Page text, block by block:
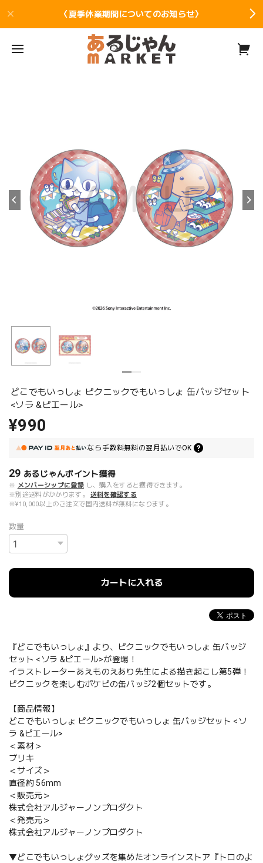
〈夏季休業期間についてのお知らせ〉
どこでもいっしょ ピクニックでもいっしょ 缶バッジセット
<ソラ &ピエール>
¥990
なら 手数料無料の翌月払いでOK
29 あるじゃんポイント獲得
※ メンバーシップに登録 し、購入をすると獲得できます。
※別途送料がかかります。
送料を確認する
※¥10,000以上のご注文で国内送料が無料になります。
数量
カートに入れる
『どこでもいっしょ』より、ピクニックでもいっしょ 缶バッジ
セット <ソラ &ピエール>が登場！
イラストレーターあえものえあり先生による描き起こし第5弾！
ピクニックを楽しむポケピの缶バッジ2個セットです。
【商品情報】
どこでもいっしょ ピクニックでもいっしょ 缶バッジセット <ソ
ラ &ピエール>
＜素材＞
ブリキ
＜サイズ＞
直径約 56mm
＜販売元＞
株式会社アルジャーノンプロダクト
＜発売元＞
株式会社アルジャーノンプロダクト
▼どこでもいっしょグッズを集めたオンラインストア『トロのよ